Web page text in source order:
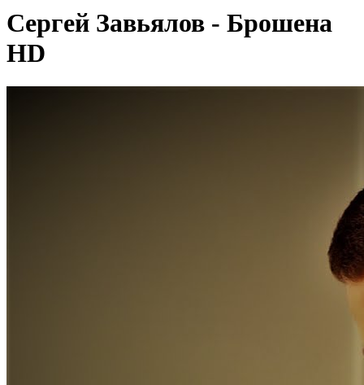
Сергей Завьялов - Брошена
HD